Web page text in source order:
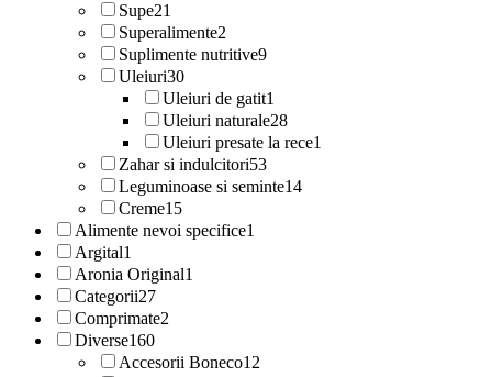
Supe21
Superalimente2
Suplimente nutritive9
Uleiuri30
Uleiuri de gatit1
Uleiuri naturale28
Uleiuri presate la rece1
Zahar si indulcitori53
Leguminoase si seminte14
Creme15
Alimente nevoi specifice1
Argital1
Aronia Original1
Categorii27
Comprimate2
Diverse160
Accesorii Boneco12